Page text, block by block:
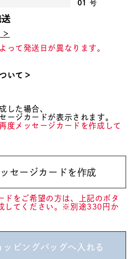
在庫ありのみ
01 号
って発送日が異なります。
いて＞
した場合、
ージカードが表示されます。
度メッセージカードを作成して
ッセージカードを作成
ドをご希望の方は、上記のボタ
してください。※別途330円か
ッピングバッグへ入れる